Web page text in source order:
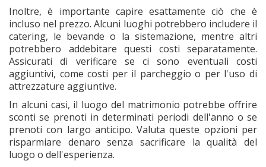
Inoltre, è importante capire esattamente ciò che è
incluso nel prezzo. Alcuni luoghi potrebbero includere il
catering, le bevande o la sistemazione, mentre altri
potrebbero addebitare questi costi separatamente.
Assicurati di verificare se ci sono eventuali costi
aggiuntivi, come costi per il parcheggio o per l'uso di
attrezzature aggiuntive.
In alcuni casi, il luogo del matrimonio potrebbe offrire
sconti se prenoti in determinati periodi dell'anno o se
prenoti con largo anticipo. Valuta queste opzioni per
risparmiare denaro senza sacrificare la qualità del
luogo o dell'esperienza.